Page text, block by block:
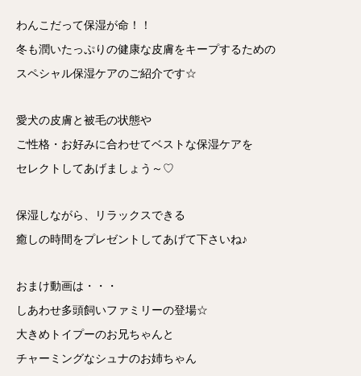
わんこだって保湿が命！！
冬も潤いたっぷりの健康な皮膚をキープするための
スペシャル保湿ケアのご紹介です☆
愛犬の皮膚と被毛の状態や
ご性格・お好みに合わせてベストな保湿ケアを
セレクトしてあげましょう～♡
保湿しながら、リラックスできる
癒しの時間をプレゼントしてあげて下さいね♪
おまけ動画は・・・
しあわせ多頭飼いファミリーの登場☆
大きめトイプーのお兄ちゃんと
チャーミングなシュナのお姉ちゃん